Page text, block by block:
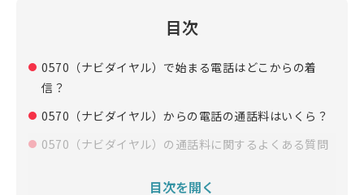
目次
0570（ナビダイヤル）で始まる電話はどこからの着
信？
0570（ナビダイヤル）からの電話の通話料はいくら？
0570（ナビダイヤル）の通話料に関するよくある質問
目次を開く